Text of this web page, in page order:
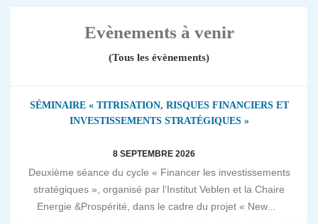
Evènements à venir
(Tous les évènements)
SÉMINAIRE « TITRISATION, RISQUES FINANCIERS ET
INVESTISSEMENTS STRATÉGIQUES »
8 SEPTEMBRE 2026
Deuxième séance du cycle « Financer les investissements
stratégiques », organisé par l’Institut Veblen et la Chaire
Energie &Prospérité, dans le cadre du projet « New...